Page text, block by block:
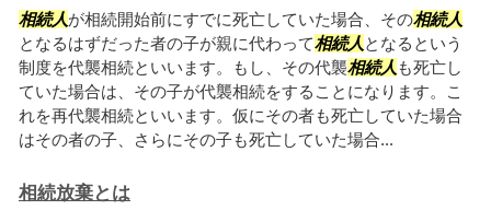
相続人が相続開始前にすでに死亡していた場合、その相続人
となるはずだった者の子が親に代わって相続人 となるという
制度を代襲相続といいます。もし、その代襲相続人 も死亡し
ていた場合は、その子が代襲相続をすることになります。こ
れを再代襲相続といいます。仮にその者も死亡していた場合
はその者の子、さらにその子も死亡していた場合...
相続放棄とは